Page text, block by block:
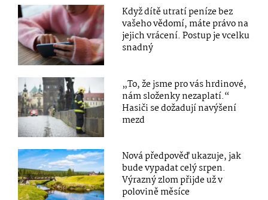
Když dítě utratí peníze bez
vašeho vědomí, máte právo na
jejich vrácení. Postup je vcelku
snadný
„To, že jsme pro vás hrdinové,
nám složenky nezaplatí.“
Hasiči se dožadují navýšení
mezd
Nová předpověď ukazuje, jak
bude vypadat celý srpen.
Výrazný zlom přijde už v
polovině měsíce